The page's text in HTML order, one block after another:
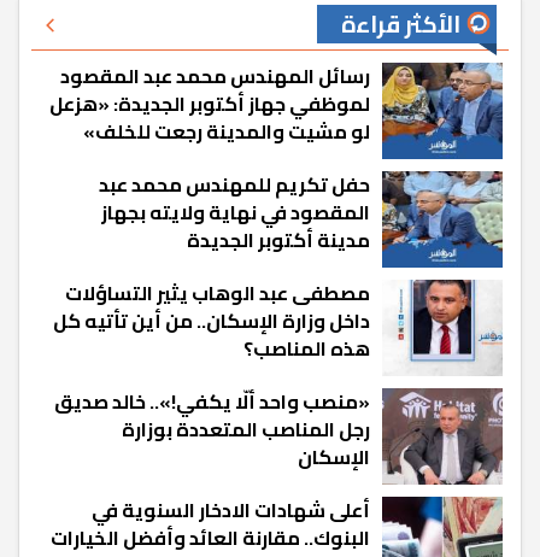
الأكثر قراءة
رسائل المهندس محمد عبد المقصود
لموظفي جهاز أكتوبر الجديدة: «هزعل
لو مشيت والمدينة رجعت للخلف»
حفل تكريم للمهندس محمد عبد
المقصود في نهاية ولايته بجهاز
مدينة أكتوبر الجديدة
مصطفى عبد الوهاب يثير التساؤلات
داخل وزارة الإسكان.. من أين تأتيه كل
هذه المناصب؟
«منصب واحد ألّا يكفي!».. خالد صديق
رجل المناصب المتعددة بوزارة
الإسكان
أعلى شهادات الادخار السنوية في
البنوك.. مقارنة العائد وأفضل الخيارات